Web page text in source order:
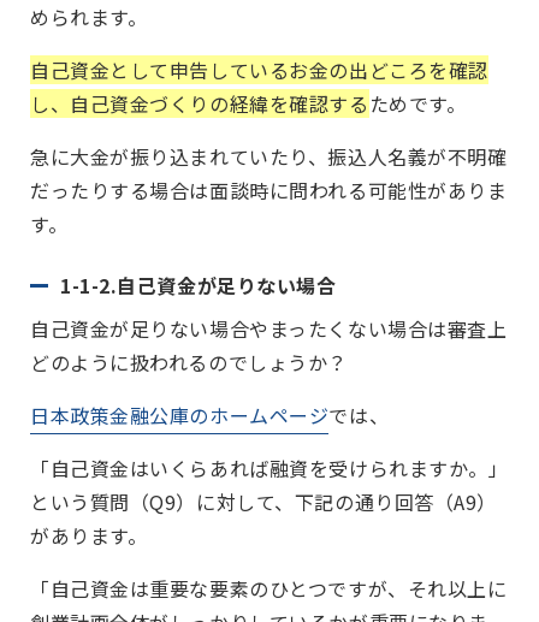
められます。
自己資金として申告しているお金の出どころを確認
し、自己資金づくりの経緯を確認する ためです。
急に大金が振り込まれていたり、振込人名義が不明確
だったりする場合は面談時に問われる可能性がありま
す。
1-1-2.自己資金が足りない場合
自己資金が足りない場合やまったくない場合は審査上
どのように扱われるのでしょうか？
日本政策金融公庫のホームページでは、
「自己資金はいくらあれば融資を受けられますか。」
という質問（Q9）に対して、下記の通り回答（A9）
があります。
「自己資金は重要な要素のひとつですが、それ以上に